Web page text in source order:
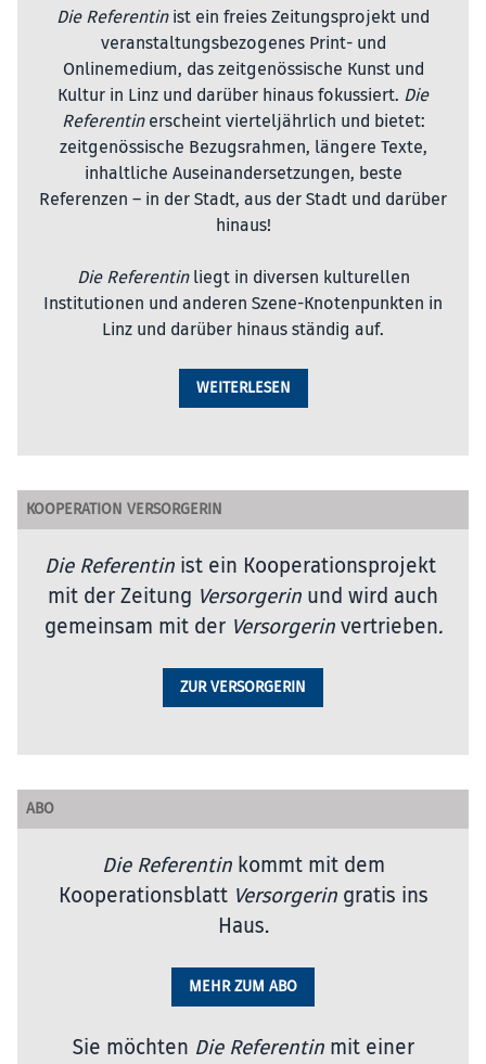
red
KUNST UND KULTUR, 1. März 2016
Die Referentinist ein freies Zeitungsprojekt und
veranstaltungsbezogenes Print- und
Onlinemedium, das zeitgenössische Kunst und
Kultur in Linz und darüber hinaus fokussiert. Die
Referentinerscheint vierteljährlich und bietet:
zeitgenössische Bezugsrahmen, längere Texte,
inhaltliche Auseinandersetzungen, beste
Referenzen – in der Stadt, aus der Stadt und darüber
hinaus!
Die Referentinliegt in diversen kulturellen
Institutionen und anderen Szene-Knotenpunkten in
Linz und darüber hinaus ständig auf.
WEITERLESEN
KOOPERATION VERSORGERIN
Die Referentin ist ein Kooperationsprojekt
mit der Zeitung Versorgerin und wird auch
gemeinsam mit der Versorgerinvertrieben.
ZUR VERSORGERIN
ABO
Die Referentinkommt mit dem
Kooperationsblatt Versorgeringratis ins
Haus.
MEHR ZUM ABO
Sie möchten Die Referentinmit einer